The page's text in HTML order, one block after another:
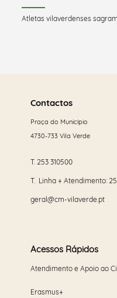
Atletas vilaverdenses
maisContactos
Praça do Município
4730-733 Vila Verde
T. 253 310500
T. Linha + Atendimento:
geral@cm-vilaverde.pt
Acessos Rápidos
Atendimento e Apoio ao
Erasmus+